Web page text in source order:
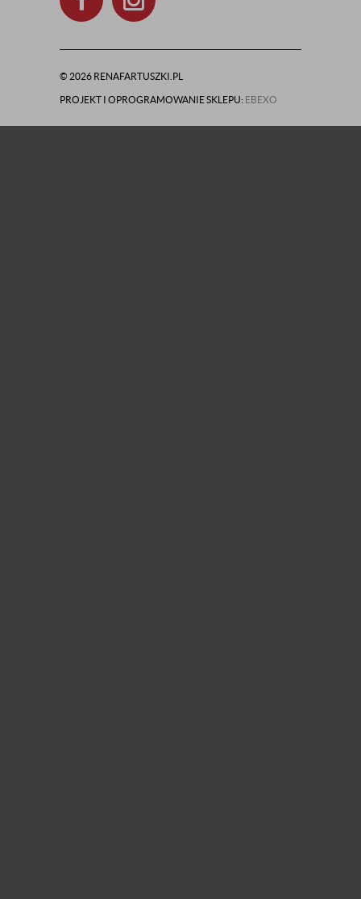
© 2026 RENAFARTUSZKI.PL
PROJEKT I OPROGRAMOWANIE SKLEPU: EBEXO